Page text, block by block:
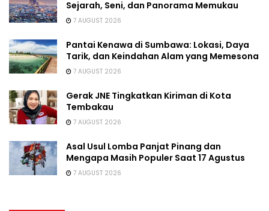
Sejarah, Seni, dan Panorama Memukau
7 AUGUST 2026
Pantai Kenawa di Sumbawa: Lokasi, Daya
Tarik, dan Keindahan Alam yang Memesona
7 AUGUST 2026
Gerak JNE Tingkatkan Kiriman di Kota
Tembakau
7 AUGUST 2026
Asal Usul Lomba Panjat Pinang dan
Mengapa Masih Populer Saat 17 Agustus
7 AUGUST 2026